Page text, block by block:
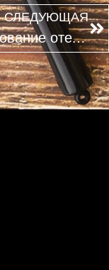
СЛЕДУЮЩАЯ
Бронирование отелей